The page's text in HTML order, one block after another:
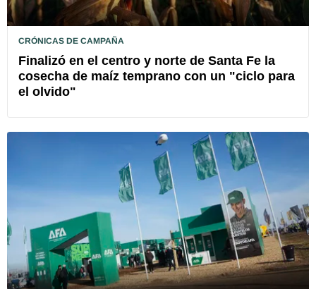
CRÓNICAS DE CAMPAÑA
Finalizó en el centro y norte de Santa Fe la
cosecha de maíz temprano con un "ciclo para
el olvido"